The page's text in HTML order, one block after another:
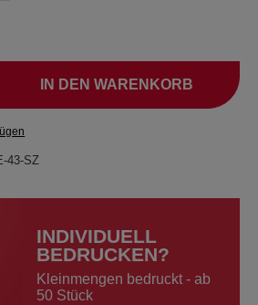
IN DEN WARENKORB
43-SZ
INDIVIDUELL
BEDRUCKEN?
Kleinmengen bedruckt - ab
50 Stück